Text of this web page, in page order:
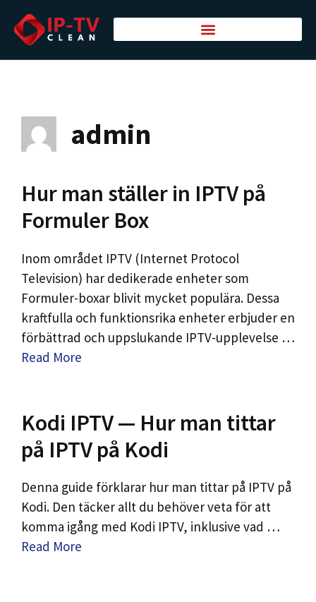
admin
Hur man ställer in IPTV på
Formuler Box
Inom området IPTV (Internet Protocol
Television) har dedikerade enheter som
Formuler-boxar blivit mycket populära. Dessa
kraftfulla och funktionsrika enheter erbjuder en
förbättrad och uppslukande IPTV-upplevelse …
Read More
Kodi IPTV — Hur man tittar
på IPTV på Kodi
Denna guide förklarar hur man tittar på IPTV på
Kodi. Den täcker allt du behöver veta för att
komma igång med Kodi IPTV, inklusive vad …
Read More